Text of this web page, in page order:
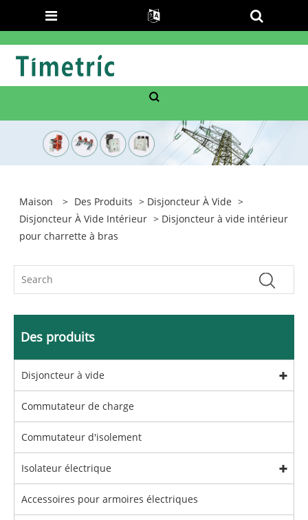
Maison > Des Produits > Disjoncteur À Vide >
Disjoncteur À Vide Intérieur > Disjoncteur à vide intérieur
pour charrette à bras
Des produits
Disjoncteur à vide
Commutateur de charge
Commutateur d'isolement
Isolateur électrique
Accessoires pour armoires électriques